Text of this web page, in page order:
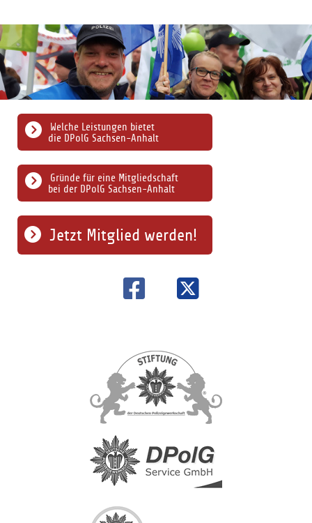
Gründe für eine Mitgliedschaft
bei der DPolG Sachsen-Anhalt
Welche Leistungen bietet
die DPolG Sachsen-Anhalt
Jetzt Mitglied werden!